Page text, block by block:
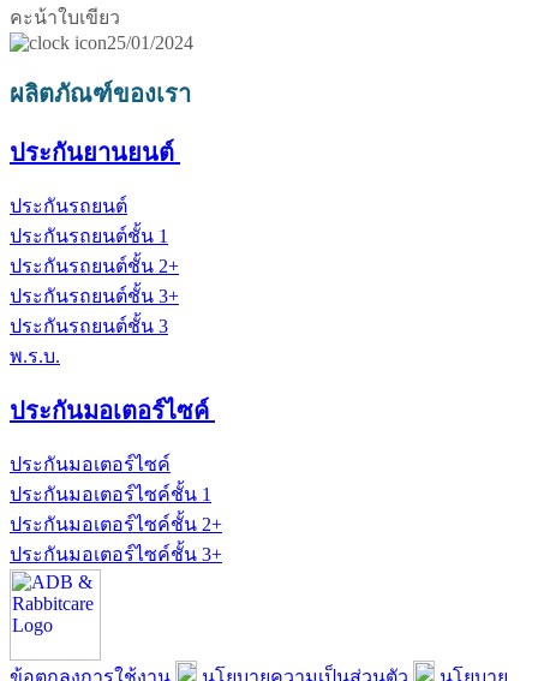
คะน้าใบเขียว
25/01/2024
ผลิตภัณฑ์ของเรา
ประกันยานยนต์
ประกันรถยนต์
ประกันรถยนต์ชั้น 1
ประกันรถยนต์ชั้น 2+
ประกันรถยนต์ชั้น 3+
ประกันรถยนต์ชั้น 3
พ.ร.บ.
ประกันมอเตอร์ไซค์
ประกันมอเตอร์ไซค์
ประกันมอเตอร์ไซค์ชั้น 1
ประกันมอเตอร์ไซค์ชั้น 2+
ประกันมอเตอร์ไซค์ชั้น 3+
ข้อตกลงการใช้งาน นโยบายความเป็นส่วนตัว นโยบาย